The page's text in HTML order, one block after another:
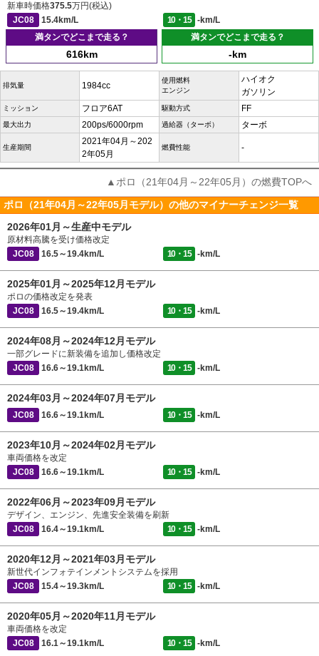
新車時価格375.5万円(税込)
JC08
15.4km/L 10・15
-km/L
満タンでどこまで走る？
616km
満タンでどこまで走る？
-km
排気量 1984cc
使用燃料
エンジン
ハイオク
ガソリン
ミッション フロア6AT 駆動方式 FF
最大出力 200ps/6000rpm 過給器（ターボ） ターボ
生産期間
2021年04月～202
2年05月
燃費性能 -
▲ポロ（21年04月～22年05月）の燃費TOPへ
ポロ（21年04月～22年05月モデル）の他のマイナーチェンジ一覧
2026年01月～生産中モデル
原材料高騰を受け価格改定
JC08
16.5～19.4km/L 10・15 -km/L
2025年01月～2025年12月モデル
ポロの価格改定を発表
JC08
16.5～19.4km/L 10・15 -km/L
2024年08月～2024年12月モデル
一部グレードに新装備を追加し価格改定
JC08
16.6～19.1km/L 10・15 -km/L
2024年03月～2024年07月モデル
JC08 16.6～19.1km/L 10・15 -km/L
2023年10月～2024年02月モデル
車両価格を改定
JC08
16.6～19.1km/L 10・15 -km/L
2022年06月～2023年09月モデル
デザイン、エンジン、先進安全装備を刷新
JC08
16.4～19.1km/L 10・15 -km/L
2020年12月～2021年03月モデル
新世代インフォテインメントシステムを採用
JC08
15.4～19.3km/L 10・15 -km/L
2020年05月～2020年11月モデル
車両価格を改定
JC08
16.1～19.1km/L 10・15 -km/L